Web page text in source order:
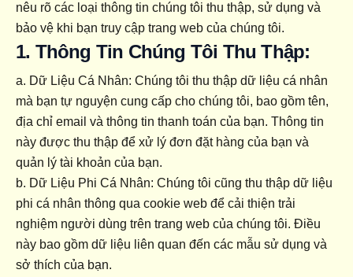
nêu rõ các loại thông tin chúng tôi thu thập, sử dụng và
bảo vệ khi bạn truy cập trang web của chúng tôi.
1. Thông Tin Chúng Tôi Thu Thập:
a. Dữ Liệu Cá Nhân: Chúng tôi thu thập dữ liệu cá nhân
mà bạn tự nguyện cung cấp cho chúng tôi, bao gồm tên,
địa chỉ email và thông tin thanh toán của bạn. Thông tin
này được thu thập để xử lý đơn đặt hàng của bạn và
quản lý tài khoản của bạn.
b. Dữ Liệu Phi Cá Nhân: Chúng tôi cũng thu thập dữ liệu
phi cá nhân thông qua cookie web để cải thiện trải
nghiệm người dùng trên trang web của chúng tôi. Điều
này bao gồm dữ liệu liên quan đến các mẫu sử dụng và
sở thích của bạn.